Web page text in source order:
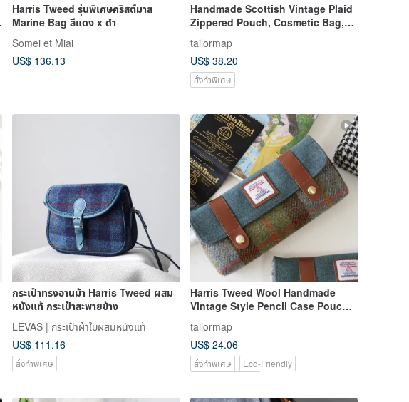
Harris Tweed รุ่นพิเศษคริสต์มาส
Marine Bag สีแดง x ดำ
Somei et Miai
US$ 136.13
Handmade Scottish Vintage Plaid
Zippered Pouch, Cosmetic Bag,
Large Capacity All-Purpose Bag
tailormap
US$ 38.20
สั่งทำพิเศษ
กระเป๋าทรงอานม้า Harris Tweed ผสม
หนังแท้ กระเป๋าสะพายข้าง
LEVAS | กระเป๋าผ้าใบผสมหนังแท้
US$ 111.16
สั่งทำพิเศษ
Harris Tweed Wool Handmade
Vintage Style Pencil Case Pouch
Stationery Bag
tailormap
US$ 24.06
สั่งทำพิเศษ
Eco-Friendly